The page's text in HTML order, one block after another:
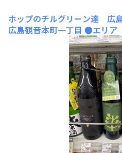
ホップのチルグリーン達 広
広島観音本町一丁目 ●エリア
市西区観音本町1丁目11-9 ●
オのチルグリーン、
すぐ近所でチルグリーン発見